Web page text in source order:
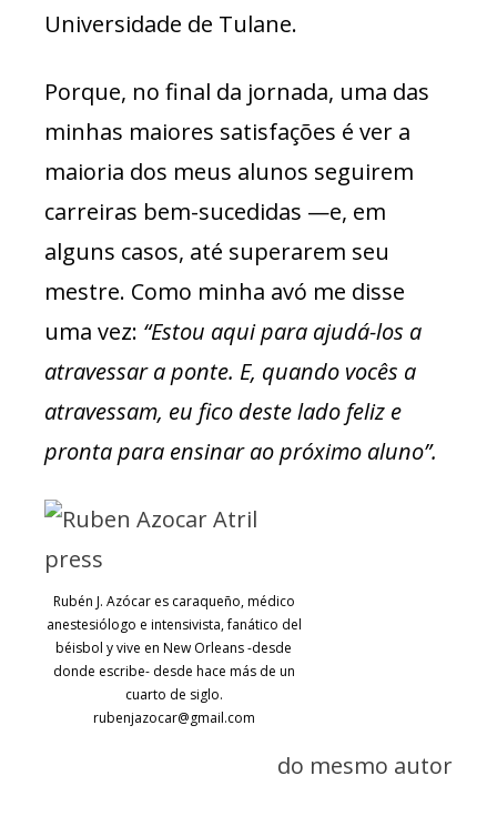
Universidade de Tulane.
Porque, no final da jornada, uma das
minhas maiores satisfações é ver a
maioria dos meus alunos seguirem
carreiras bem-sucedidas —e, em
alguns casos, até superarem seu
mestre. Como minha avó me disse
uma vez: “Estou aqui para ajudá-los a
atravessar a ponte. E, quando vocês a
atravessam, eu fico deste lado feliz e
pronta para ensinar ao próximo aluno”.
Rubén J. Azócar es caraqueño, médico
anestesiólogo e intensivista, fanático del
béisbol y vive en New Orleans -desde
donde escribe- desde hace más de un
cuarto de siglo.
rubenjazocar@gmail.com
do mesmo autor